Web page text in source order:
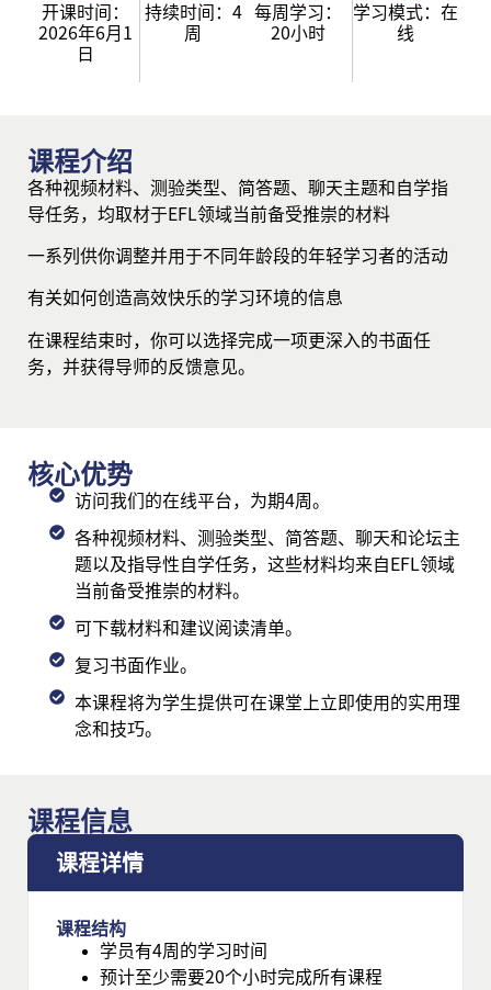
开课时间：
2026年6月1
日
持续时间：4
周
每周学习：
20小时
学习模式：在
线
课程介绍
各种视频材料、测验类型、简答题、聊天主题和自学指
导任务，均取材于EFL领域当前备受推崇的材料
一系列供你调整并用于不同年龄段的年轻学习者的活动
有关如何创造高效快乐的学习环境的信息
在课程结束时，你可以选择完成一项更深入的书面任
务，并获得导师的反馈意见。
核心优势
访问我们的在线平台，为期4周。
各种视频材料、测验类型、简答题、聊天和论坛主
题以及指导性自学任务，这些材料均来自EFL领域
当前备受推崇的材料。
可下载材料和建议阅读清单。
复习书面作业。
本课程将为学生提供可在课堂上立即使用的实用理
念和技巧。
课程信息
课程详情
课程结构
学员有4周的学习时间
预计至少需要20个小时完成所有课程